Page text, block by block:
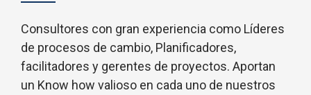
Consultores con gran experiencia como Líderes
de procesos de cambio, Planificadores,
facilitadores y gerentes de proyectos. Aportan
un Know how valioso en cada uno de nuestros